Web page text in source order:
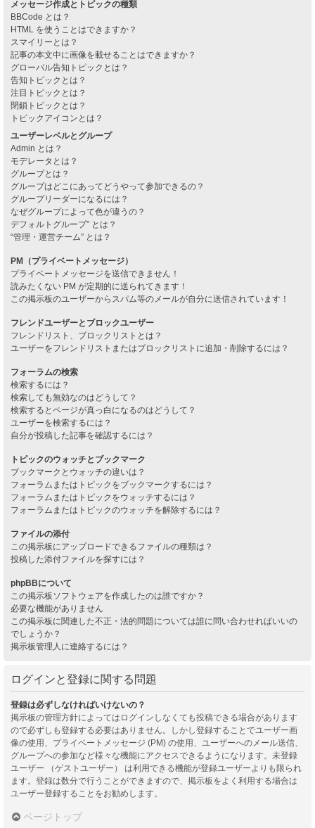
メッセージ作成とトピックの種類
BBCode とは？
HTML を使うことはできますか？
スマイリーとは？
記事の本文中に画像を載せることはできますか？
グローバル告知トピックとは？
告知トピックとは？
注目トピックとは？
閉鎖トピックとは？
トピックアイコンとは？
ユーザーレベルとグループ
Admin とは？
モデレータとは？
グループとは？
グループはどこにあってどうやって参加できるの？
グループリーダーになるには？
なぜグループによって色が違うの？
デフォルトグループ” とは？
“管理・運営チーム” とは？
PM（プライベートメッセージ）
プライベートメッセージを送信できません！
読みたくない PM が定期的に送られてきます！
この掲示板のユーザーからスパム等のメールが自分に送信されています！
フレンドユーザーとブロックユーザー
フレンドリスト、ブロックリストとは？
ユーザーをフレンドリストまたはブロックリストに追加・削除するには？
フォーラムの検索
検索するには？
検索しても無効なのはどうして？
検索するとページが真っ白になるのはどうして？
ユーザーを検索するには？
自分が投稿した記事を確認するには？
トピックのウォッチとブックマーク
ブックマークとウォッチの違いは？
フォーラムまたはトピックをブックマークするには？
フォーラムまたはトピックをウォッチするには？
フォーラムまたはトピックのウォッチを解除するには？
ファイルの添付
この掲示板にアップロードできるファイルの種類は？
投稿した添付ファイルを探すには？
phpBBについて
この掲示板ソフトウェアを作成したのは誰ですか？
必要な機能がありません
この掲示板に関連した不正・法的問題については誰に問い合わせればいいの
でしょうか？
掲示板管理人に連絡するには？
ログインと登録に関する問題
登録は必ずしなければいけないの？
掲示板の管理方針によってはログインしなくても投稿できる場合があります
ので必ずしも登録する必要はありません。しかし登録することでユーザー画
像の使用、プライベートメッセージ (PM) の使用、ユーザーへのメール送信、
グループへの参加など様々な機能にアクセスできるようになります。未登録
ユーザー （ゲストユーザー） は利用できる機能が登録ユーザーよりも限られ
ます。登録は数分で行うことができますので、掲示板をよく利用する場合は
ユーザー登録することをお勧めします。
ページトップ